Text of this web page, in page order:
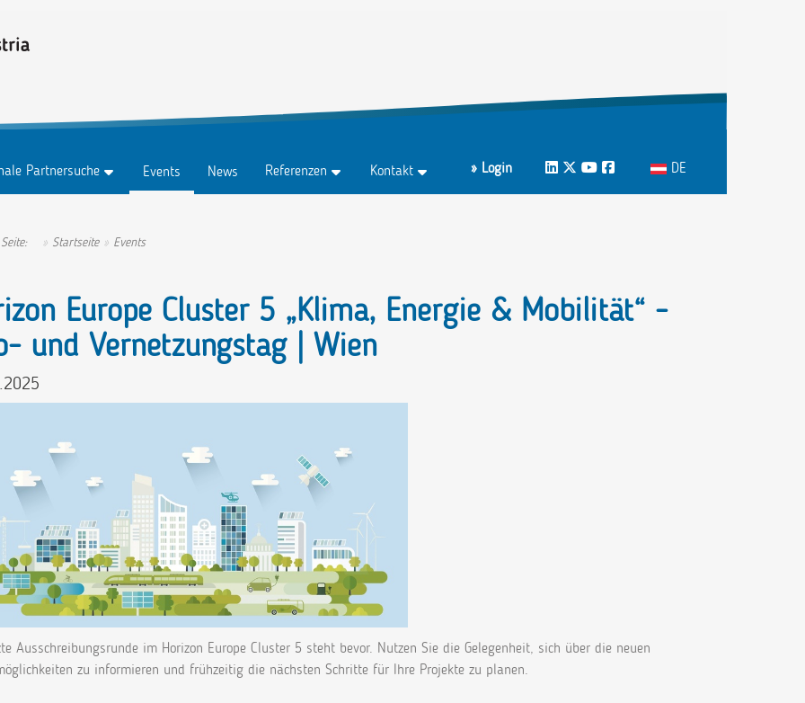
Partnersuche
Abo
Events News Referenzen Kontakt LinkedIn
Twitter
Youtube
Facebook
» Login
Sprache auswählen
DE
Startseite Events
Europe Cluster 5 „Klima, Energie & Mobilität“ -
und Vernetzungstag | Wien
Ausschreibungsrunde im Horizon Europe Cluster 5 steht bevor. Nutzen Sie die Gelegenheit, sich über die neuen
zu informieren und frühzeitig die nächsten Schritte für Ihre Projekte zu planen.